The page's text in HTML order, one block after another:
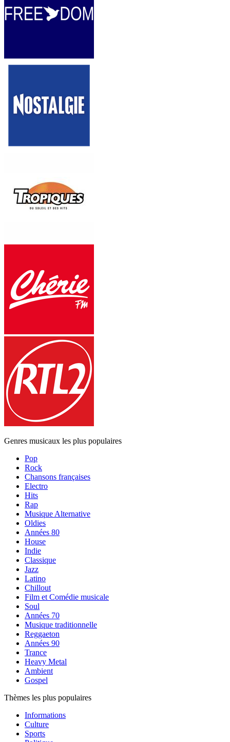
Genres musicaux les plus populaires
Pop
Rock
Chansons françaises
Electro
Hits
Rap
Musique Alternative
Oldies
Années 80
House
Indie
Classique
Jazz
Latino
Chillout
Film et Comédie musicale
Soul
Années 70
Musique traditionnelle
Reggaeton
Années 90
Trance
Heavy Metal
Ambient
Gospel
Thèmes les plus populaires
Informations
Culture
Sports